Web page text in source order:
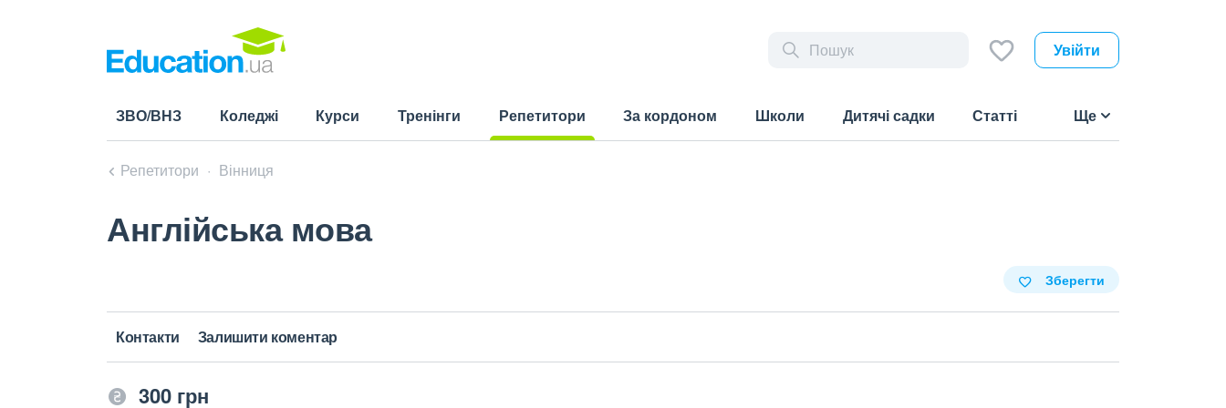
Увійти
ЗВО/ВНЗ Коледжі Курси Тренінги
Репетитори
За кордоном Школи Дитячі садки Статті Ще
Репетитори Вінниця
Англійська мова
Зберегти
Контакти Залишити коментар
300 грн